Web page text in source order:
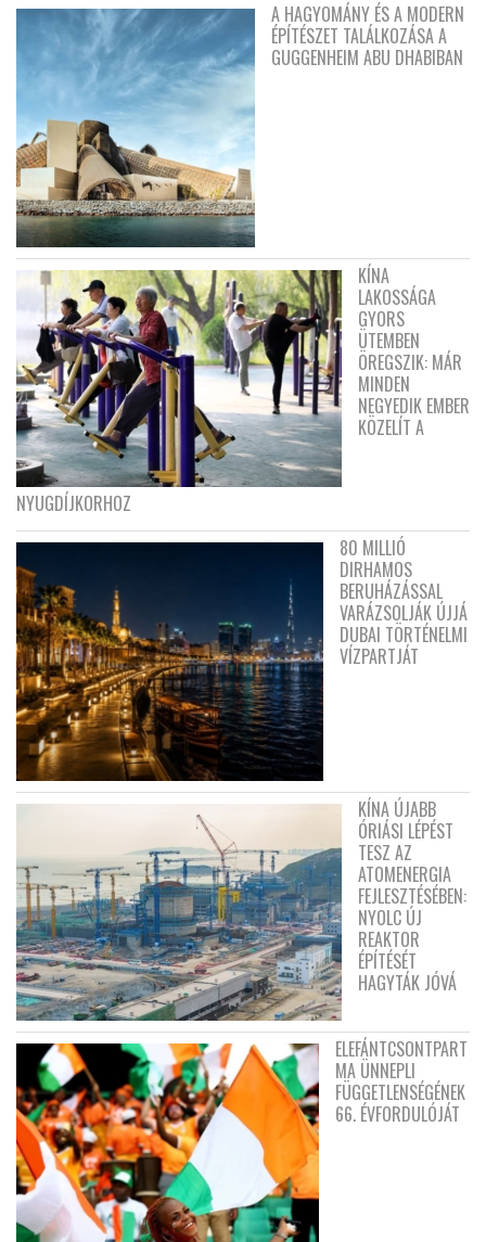
A HAGYOMÁNY ÉS A MODERN
ÉPÍTÉSZET TALÁLKOZÁSA A
GUGGENHEIM ABU DHABIBAN
KÍNA
LAKOSSÁGA
GYORS
ÜTEMBEN
ÖREGSZIK: MÁR
MINDEN
NEGYEDIK EMBER
KÖZELÍT A
NYUGDÍJKORHOZ
80 MILLIÓ
DIRHAMOS
BERUHÁZÁSSAL
VARÁZSOLJÁK ÚJJÁ
DUBAI TÖRTÉNELMI
VÍZPARTJÁT
KÍNA ÚJABB
ÓRIÁSI LÉPÉST
TESZ AZ
ATOMENERGIA
FEJLESZTÉSÉBEN:
NYOLC ÚJ
REAKTOR
ÉPÍTÉSÉT
HAGYTÁK JÓVÁ
ELEFÁNTCSONTPART
MA ÜNNEPLI
FÜGGETLENSÉGÉNEK
66. ÉVFORDULÓJÁT